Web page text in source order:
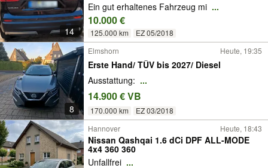
14
Ein gut erhaltenes Fahrzeug mi ...
10.000 €
125.000 km EZ 05/2018
8
Elmshorn Heute, 19:35
Erste Hand/ TÜV bis 2027/ Diesel
Ausstattung: ...
14.900 € VB
170.000 km EZ 03/2018
Hannover Heute, 18:43
Nissan Qashqai 1.6 dCi DPF ALL-MODE
4x4 360 360
Unfallfrei ...